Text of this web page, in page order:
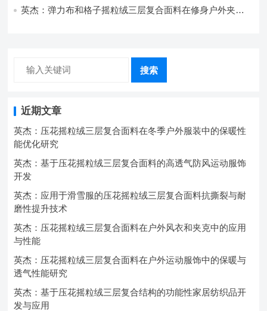
英杰：弹力布和格子摇粒绒三层复合面料在修身户外夹克
搜索
近期文章
英杰：压花摇粒绒三层复合面料在冬季户外服装中的保暖性
能优化研究
英杰：基于压花摇粒绒三层复合面料的高透气防风运动服饰
开发
英杰：应用于滑雪服的压花摇粒绒三层复合面料抗撕裂与耐
磨性提升技术
英杰：压花摇粒绒三层复合面料在户外风衣和夹克中的应用
与性能
英杰：压花摇粒绒三层复合面料在户外运动服饰中的保暖与
透气性能研究
英杰：基于压花摇粒绒三层复合结构的功能性家居纺织品开
发与应用